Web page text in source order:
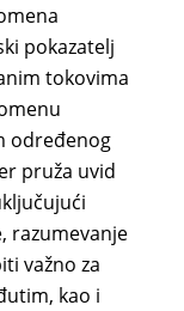
pokazatelj
tokovima
određenog
pruža uvid
razumevanje
važno za
kao i